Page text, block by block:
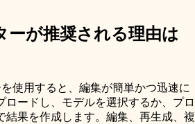
ーが推奨される理由は
使用すると、編集が簡単かつ迅速に
ロードし、モデルを選択するか、プロ
結果を作成します。編集、再生成、複